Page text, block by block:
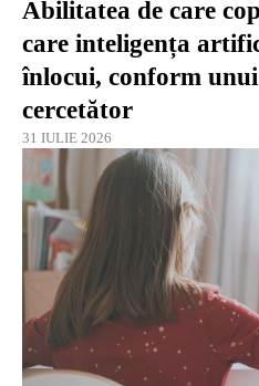
Abilitatea de care
care inteligența
înlocui, conform
cercetător
31 IULIE 2026